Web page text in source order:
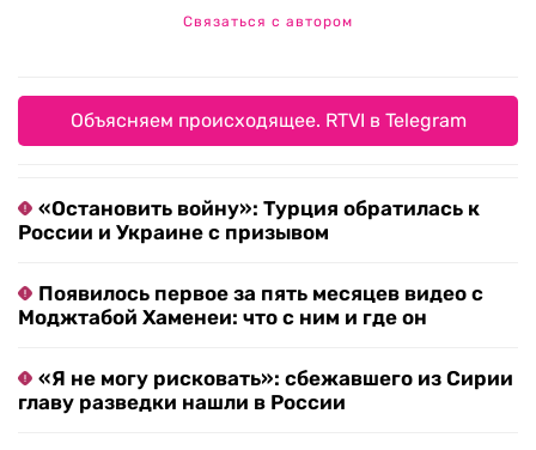
Связаться с автором
Объясняем происходящее. RTVI в Telegram
«Остановить войну»: Турция обратилась к
России и Украине с призывом
Появилось первое за пять месяцев видео с
Моджтабой Хаменеи: что с ним и где он
«Я не могу рисковать»: сбежавшего из Сирии
главу разведки нашли в России